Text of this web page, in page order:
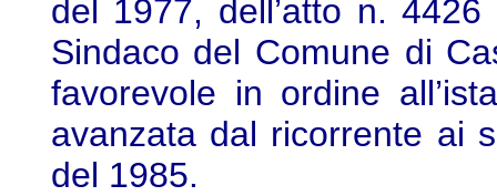
del 1977, dell’atto n.
Sindaco del Comune di
favorevole in ordine
avanzata dal ricorrente ai
del 1985.